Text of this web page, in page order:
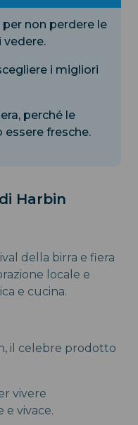
non perdere le
vedere.
i migliori
perché le
fresche.
Harbin
della birra e fiera
locale e
e cucina.
il celebre prodotto
vivere
e vivace.